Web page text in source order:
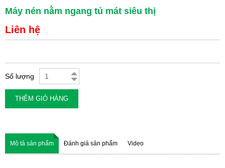
Máy nén nằm ngang tủ mát siêu thị
Liên hệ
Số lượng
THÊM GIỎ HÀNG
Mô tả sản phẩm Đánh giá sản phẩm Video